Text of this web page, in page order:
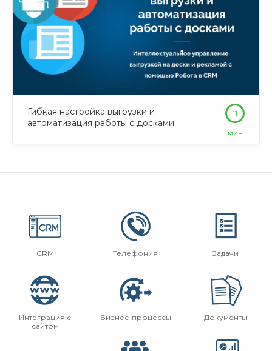
Гибкая настройка выгрузки и
автоматизация работы с досками
11
мин
CRM Телефония Задачи
Интеграция с
сайтом
Бизнес-процессы Документы